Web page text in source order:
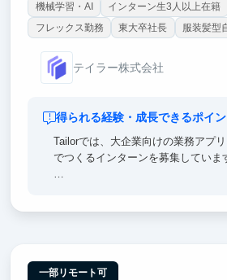
機械学習・AI インターン生3人以上在籍
フレックス勤務
東大卒社長 服装髪型
テイラー株式会社
得られる経験・成長できるポイン
Tailorでは、大企業向けの業務アプ
でつくるインターンを募集していま
【ポイント②｜AI活用者歓迎！メン
一部リモート可